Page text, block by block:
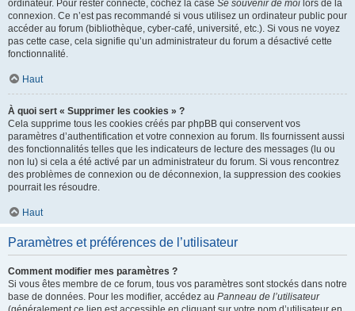
ordinateur. Pour rester connecté, cochez la case Se souvenir de moi lors de la
connexion. Ce n’est pas recommandé si vous utilisez un ordinateur public pour
accéder au forum (bibliothèque, cyber-café, université, etc.). Si vous ne voyez
pas cette case, cela signifie qu’un administrateur du forum a désactivé cette
fonctionnalité.
Haut
À quoi sert « Supprimer les cookies » ?
Cela supprime tous les cookies créés par phpBB qui conservent vos
paramètres d’authentification et votre connexion au forum. Ils fournissent aussi
des fonctionnalités telles que les indicateurs de lecture des messages (lu ou
non lu) si cela a été activé par un administrateur du forum. Si vous rencontrez
des problèmes de connexion ou de déconnexion, la suppression des cookies
pourrait les résoudre.
Haut
Paramètres et préférences de l’utilisateur
Comment modifier mes paramètres ?
Si vous êtes membre de ce forum, tous vos paramètres sont stockés dans notre
base de données. Pour les modifier, accédez au Panneau de l’utilisateur